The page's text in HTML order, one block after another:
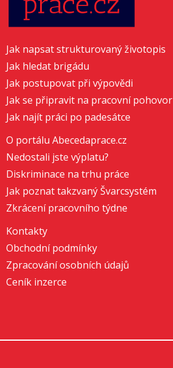
Jak napsat strukturovaný životopis
Jak hledat brigádu
Jak postupovat při výpovědi
Jak se připravit na pracovní pohovor
Jak najít práci po padesátce
O portálu Abecedaprace.cz
Nedostali jste výplatu?
Diskriminace na trhu práce
Jak poznat takzvaný Švarcsystém
Zkrácení pracovního týdne
Kontakty
Obchodní podmínky
Zpracování osobních údajů
Ceník inzerce